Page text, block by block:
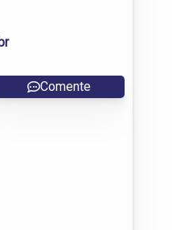
Comente